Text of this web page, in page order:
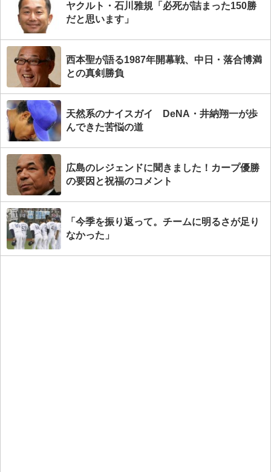
ヤクルト・石川雅規「必死が詰まった150勝
だと思います」
西本聖が語る1987年開幕戦、中日・落合博満
との真剣勝負
天然系のナイスガイ DeNA・井納翔一が歩
んできた苦悩の道
広島のレジェンドに聞きました！カープ優勝
の要因と祝福のコメント
「今季を振り返って。チームに明るさが足り
なかった」